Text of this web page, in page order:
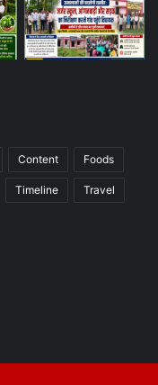
Content Foods
Timeline Travel